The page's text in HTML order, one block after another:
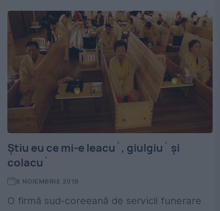
Știu eu ce mi-e leacu´, giulgiu´ și
colacu´
8 NOIEMBRIE 2019
O firmă sud-coreeană de servicii funerare